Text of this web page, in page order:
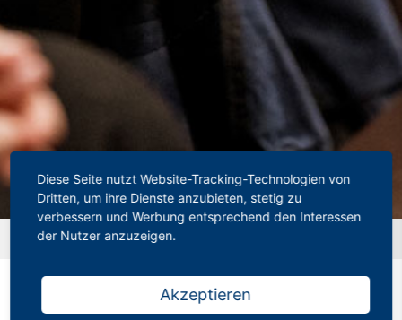
Startseite»„Eine Blamage für die Landesregierung“
Diese Seite nutzt Website-Tracking-Technologien von
Dritten, um ihre Dienste anzubieten, stetig zu
verbessern und Werbung entsprechend den Interessen
der Nutzer anzuzeigen.
Akzeptieren